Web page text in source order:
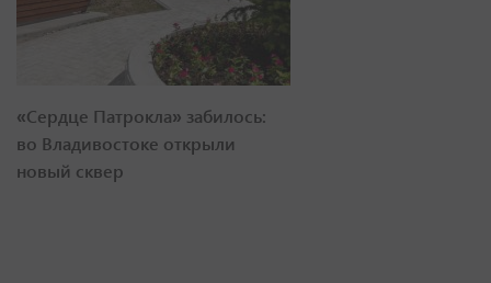
«Сердце Патрокла» забилось:
во Владивостоке открыли
новый сквер